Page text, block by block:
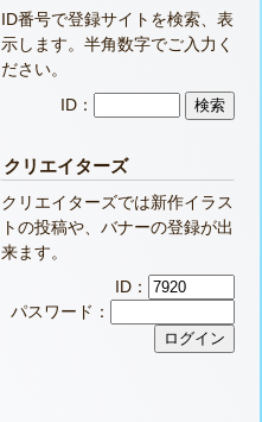
ID番号で登録サイトを検索、表
示します。半角数字でご入力く
ださい。
ID：
クリエイターズ
クリエイターズでは新作イラス
トの投稿や、バナーの登録が出
来ます。
ID：
パスワード：